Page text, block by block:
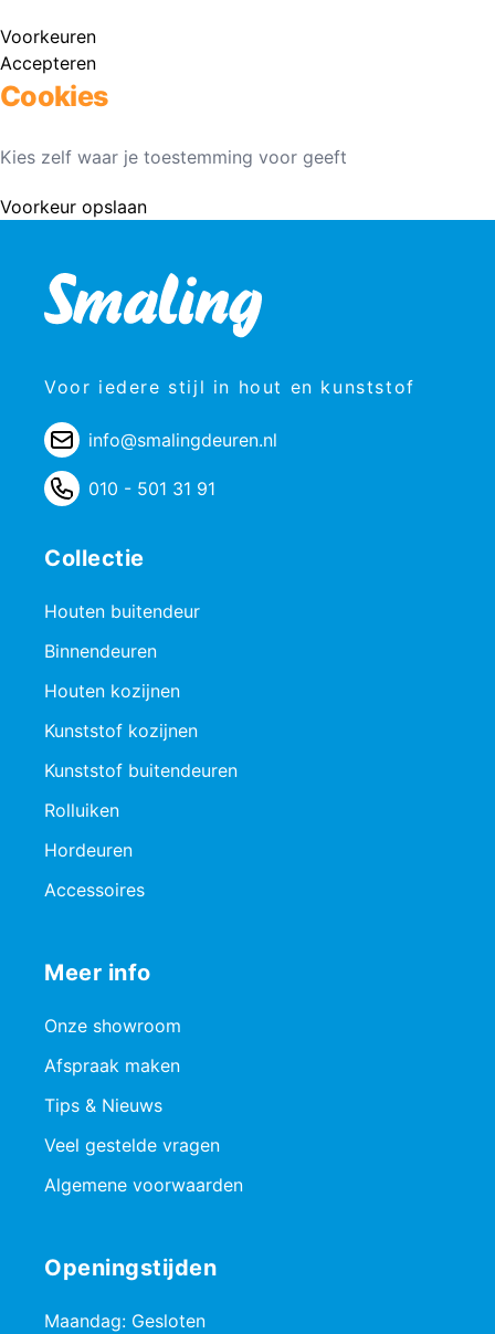
Voorkeuren
Accepteren
Cookies
Kies zelf waar je toestemming voor geeft
Voorkeur opslaan
Voor iedere stijl in hout en kunststof
info@smalingdeuren.nl
010 - 501 31 91
Collectie
Houten buitendeur
Binnendeuren
Houten kozijnen
Kunststof kozijnen
Kunststof buitendeuren
Rolluiken
Hordeuren
Accessoires
Meer info
Onze showroom
Afspraak maken
Tips & Nieuws
Veel gestelde vragen
Algemene voorwaarden
Openingstijden
Maandag: Gesloten